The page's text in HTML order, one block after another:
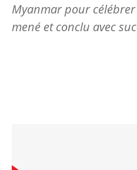
Myanmar pour
mené et conclu avec